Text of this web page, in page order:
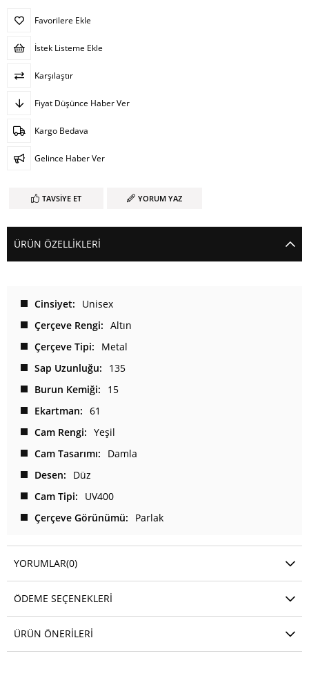
Favorilere Ekle
İstek Listeme Ekle
Karşılaştır
Fiyat Düşünce Haber Ver
Kargo Bedava
Gelince Haber Ver
TAVSIYE ET YORUM YAZ
ÜRÜN ÖZELLIKLERI
Cinsiyet
Unisex
Çerçeve Rengi
Altın
Çerçeve Tipi
Metal
Sap Uzunluğu
135
Burun Kemiği
15
Ekartman
61
Cam Rengi
Yeşil
Cam Tasarımı
Damla
Desen
Düz
Cam Tipi
UV400
Çerçeve Görünümü
Parlak
YORUMLAR(0)
ÖDEME SEÇENEKLERI
ÜRÜN ÖNERILERI